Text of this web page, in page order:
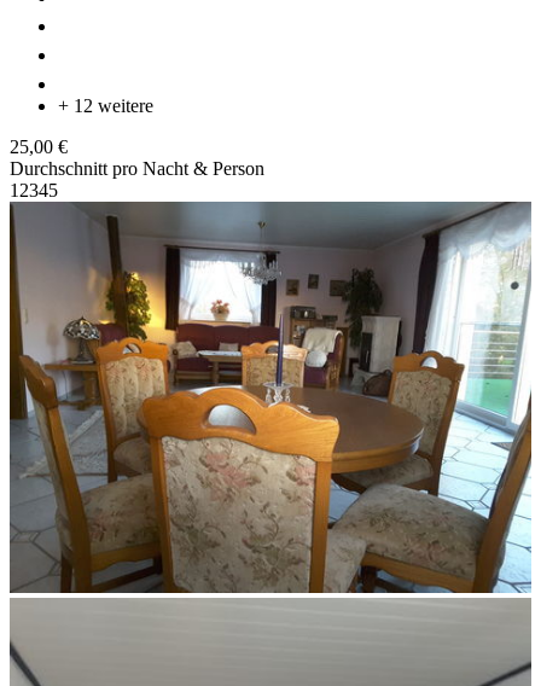
+ 12 weitere
25,00 €
Durchschnitt pro Nacht & Person
1 2345